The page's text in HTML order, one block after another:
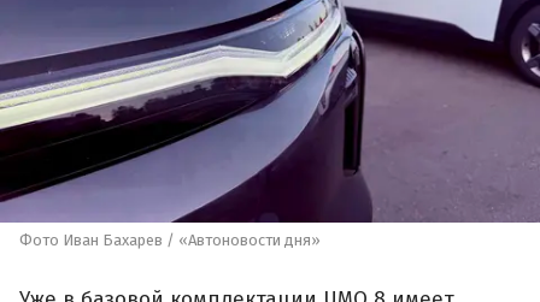
Фото Иван Бахарев / «Автоновости дня»